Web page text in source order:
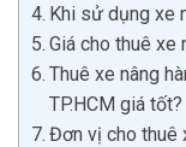
Khi sử dụng xe
Giá cho thuê xe
Thuê xe nâng
TP.HCM giá tốt?
Đơn vị cho thuê